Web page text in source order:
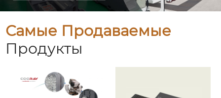
Самые Продаваемые
Продукты